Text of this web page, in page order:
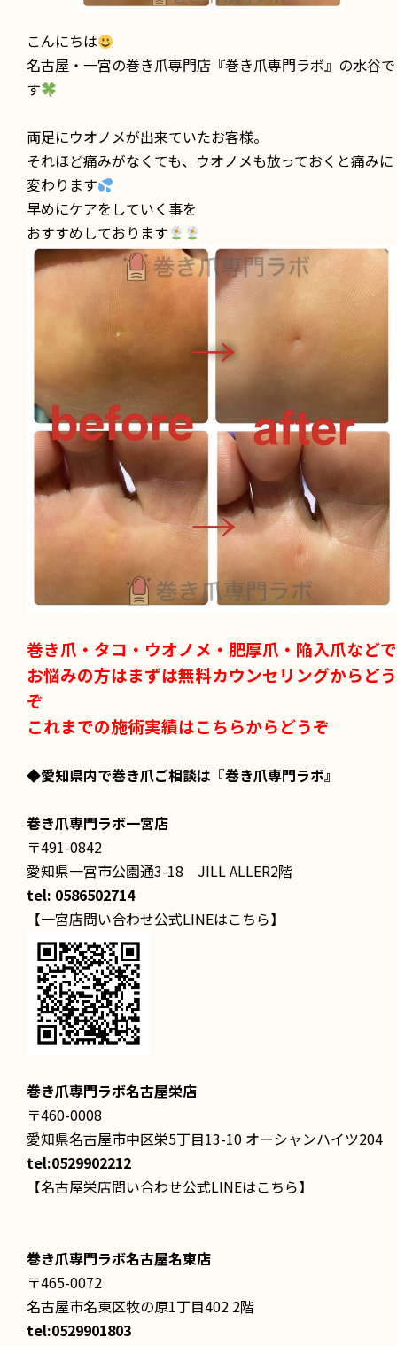
こんにちは
名古屋・一宮の巻き爪専門店『巻き爪専門ラボ』の水谷で
す
両足にウオノメが出来ていたお客様。
それほど痛みがなくても、ウオノメも放っておくと痛みに
変わります
早めにケアをしていく事を
おすすめしております
巻き爪・タコ・ウオノメ・肥厚爪・陥入爪などで
お悩みの方はまずは無料カウンセリングからどう
ぞ
これまでの施術実績はこちらからどうぞ
◆愛知県内で巻き爪ご相談は 『巻き爪専門ラボ』
巻き爪専門ラボ一宮店
〒491-0842
愛知県一宮市公園通3-18 JILL ALLER2階
tel: 0586502714
【一宮店問い合わせ公式LINEはこちら】
巻き爪専門ラボ名古屋栄店
〒460-0008
愛知県名古屋市中区栄5丁目13-10 オーシャンハイツ204
tel:0529902212
【名古屋栄店問い合わせ公式LINEはこちら】
巻き爪専門ラボ名古屋名東店
〒465-0072
名古屋市名東区牧の原1丁目402 2階
tel:0529901803